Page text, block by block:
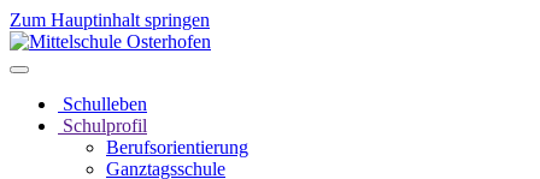
Zum Hauptinhalt springen
Schulleben
Schulprofil
Berufsorientierung
Ganztagsschule